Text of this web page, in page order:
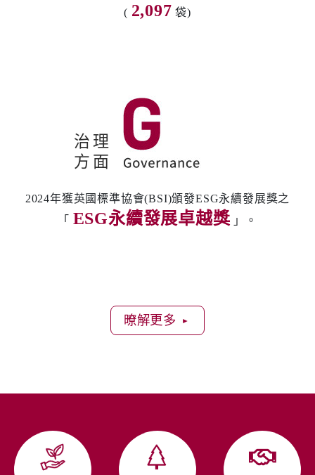
( 2,097 袋)
治理
方面
2024年獲英國標準協會(BSI)頒發ESG永續發展獎之
「 ESG永續發展卓越獎 」。
暸解更多 ►